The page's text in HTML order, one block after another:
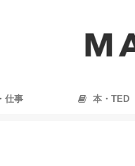
仕事 本・TED